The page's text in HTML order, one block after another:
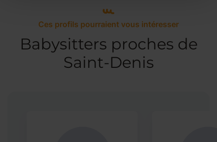
Ces profils pourraient vous intéresser
Babysitters proches de
Saint-Denis